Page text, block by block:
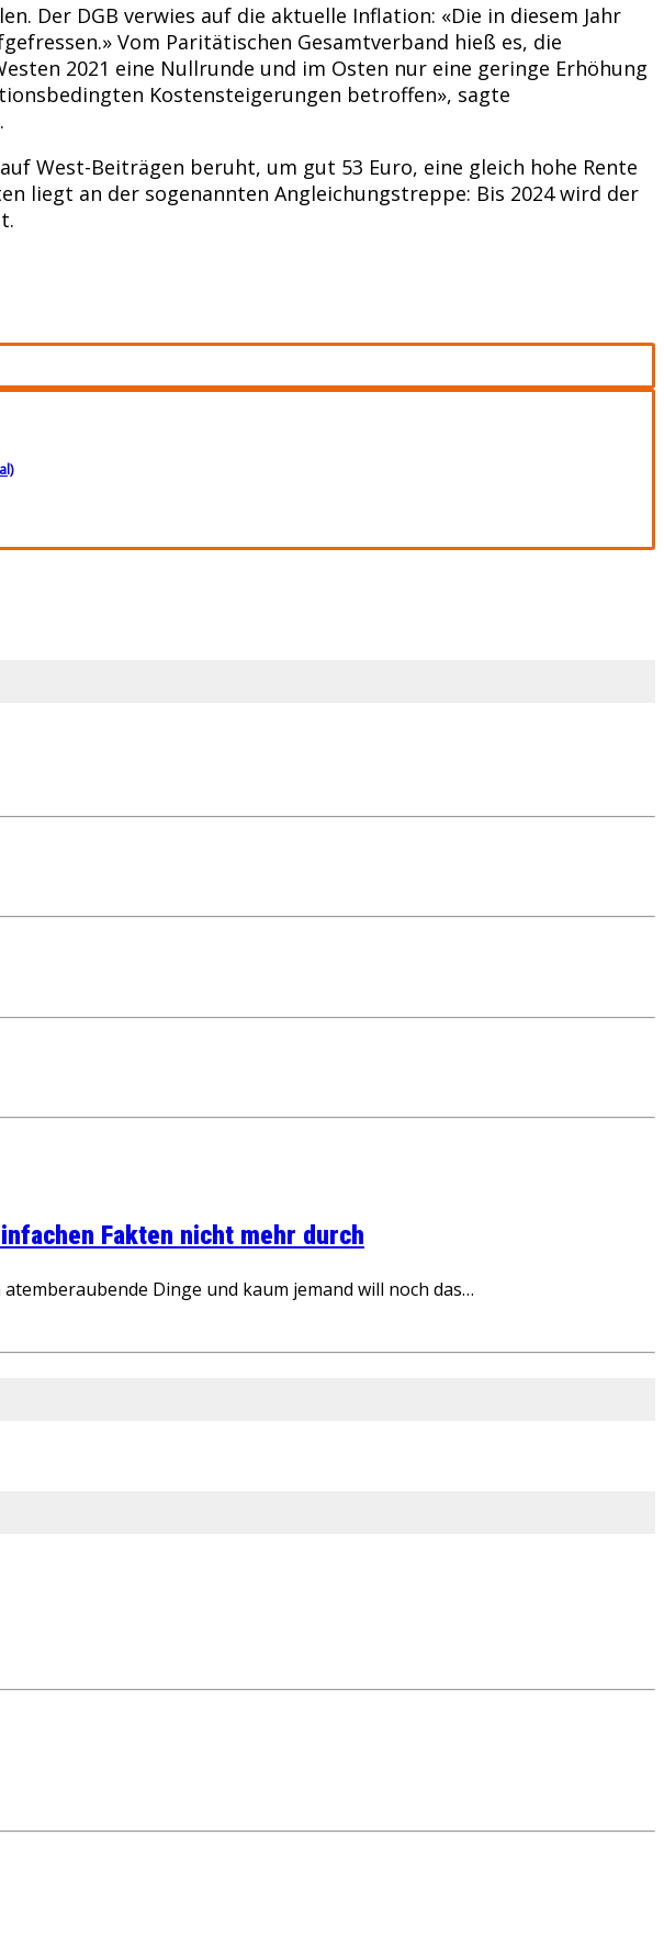
Der DGB verwies auf die aktuelle Inflation: «Die in diesem Jahr
Vom Paritätischen Gesamtverband hieß es, die
2021 eine Nullrunde und im Osten nur eine geringe Erhöhung
Kostensteigerungen betroffen», sagte
West-Beiträgen beruht, um gut 53 Euro, eine gleich hohe Rente
liegt an der sogenannten Angleichungstreppe: Bis 2024 wird der
Fakten nicht mehr durch
Dinge und kaum jemand will noch das…